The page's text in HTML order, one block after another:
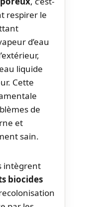
respirer le
d’eau
liquide
Cette
de
et
sain.
intègrent
biocides